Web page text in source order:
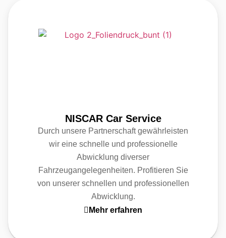
NISCAR Car Service
Durch unsere Partnerschaft gewährleisten
wir eine schnelle und professionelle
Abwicklung diverser
Fahrzeugangelegenheiten. Profitieren Sie
von unserer schnellen und professionellen
Abwicklung.
Mehr erfahren